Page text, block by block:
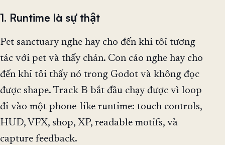
1. Runtime là sự thật
Pet sanctuary nghe hay cho đến khi tôi tương
tác với pet và thấy chán. Con cáo nghe hay cho
đến khi tôi thấy nó trong Godot và không đọc
được shape. Track B bắt đầu chạy được vì loop
đi vào một phone-like runtime: touch controls,
HUD, VFX, shop, XP, readable motifs, và
capture feedback.